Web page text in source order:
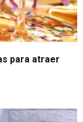
para atraer